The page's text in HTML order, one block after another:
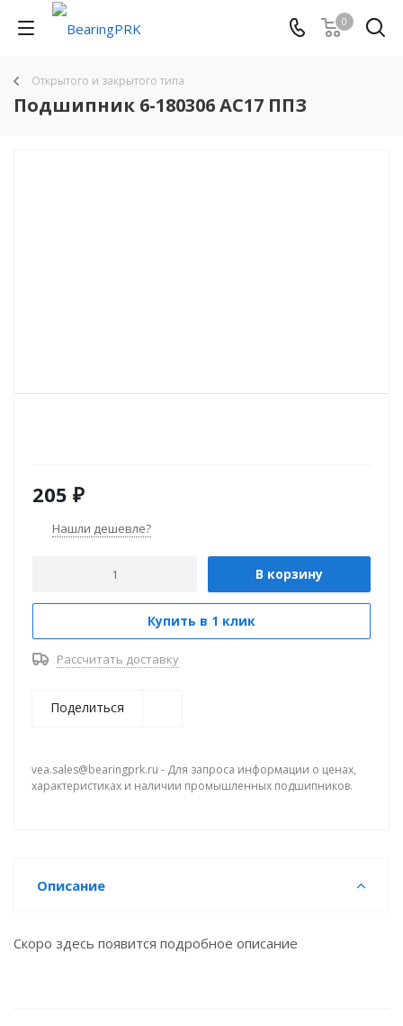
0
Открытого и закрытого типа
Подшипник 6-180306 АС17 ППЗ
205 ₽
Нашли дешевле?
В корзину
Купить в 1 клик
Рассчитать доставку
Поделиться
vea.sales@bearingprk.ru - Для запроса информации о ценах,
характеристиках и наличии промышленных подшипников.
Описание
Скоро здесь появится подробное описание